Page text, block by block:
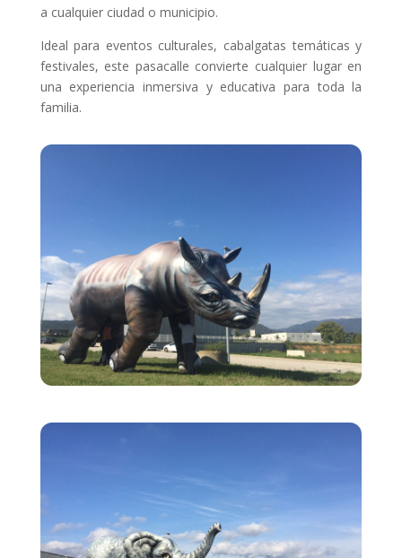
a cualquier ciudad o municipio.
Ideal para eventos culturales, cabalgatas temáticas y
festivales, este pasacalle convierte cualquier lugar en
una experiencia inmersiva y educativa para toda la
familia.